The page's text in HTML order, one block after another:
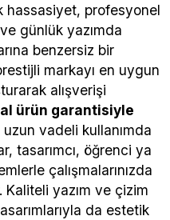
hassasiyet, profesyonel
günlük yazımda
benzersiz bir
markayı en uygun
alışverişi
ürün garantisiyle
uzun vadeli kullanımda
tasarımcı, öğrenci ya
çalışmalarınızda
yazım ve çizim
da estetik